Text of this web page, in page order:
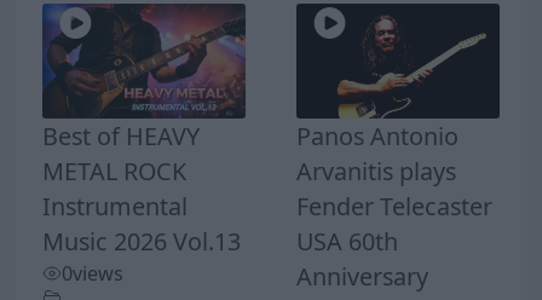
Best of HEAVY
METAL ROCK
Instrumental
Music 2026 Vol.13
0views
Panos Antonio
Arvanitis plays
Fender Telecaster
USA 60th
Anniversary